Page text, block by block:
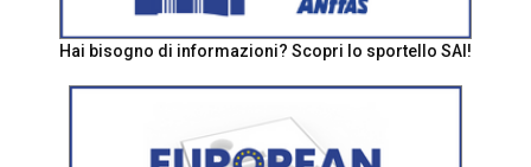
Hai bisogno di informazioni? Scopri lo sportello SAI!